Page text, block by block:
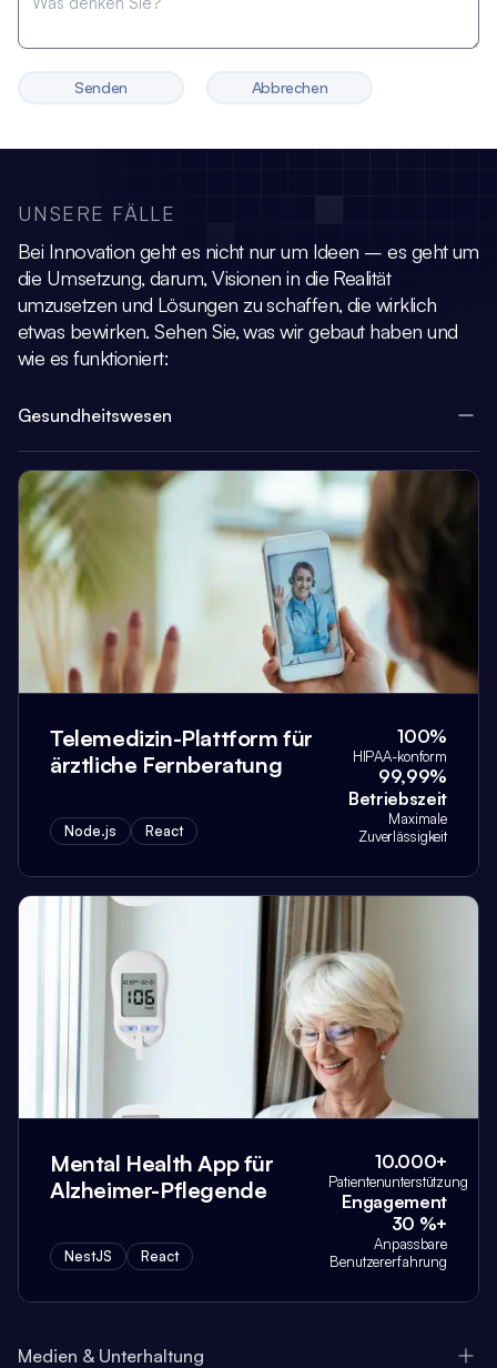
Senden Abbrechen
UNSERE FÄLLE
Bei Innovation geht es nicht nur um Ideen – es geht um
die Umsetzung, darum,Visionen in die Realität
umzusetzen und Lösungen zu schaffen, die wirklich
etwas bewirken.Sehen Sie, was wir gebaut haben und
wie es funktioniert:
Gesundheitswesen
Telemedizin-Plattform für
ärztliche Fernberatung
Node.js React
100%
HIPAA-konform
99,99%
Betriebszeit
Maximale
Zuverlässigkeit
Mental Health App für
Alzheimer-Pflegende
NestJS React
10.000+
Patientenunterstützung
Engagement
30 %+
Anpassbare
Benutzererfahrung
Medien & Unterhaltung